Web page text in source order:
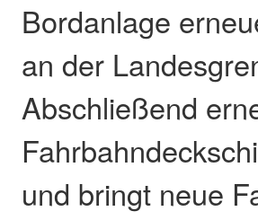
Bordanlage
an der
Abschließend
und bringt neue